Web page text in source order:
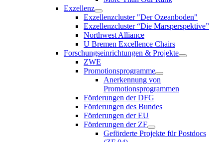
Exzellenz
Exzellenzcluster "Der Ozeanboden"
Exzellenzcluster “Die Marsperspektive”
Northwest Alliance
U Bremen Excellence Chairs
Forschungseinrichtungen & Projekte
ZWE
Promotionsprogramme
Anerkennung von
Promotionsprogrammen
Förderungen der DFG
Förderungen des Bundes
Förderungen der EU
Förderungen der ZF
Geförderte Projekte für Postdocs